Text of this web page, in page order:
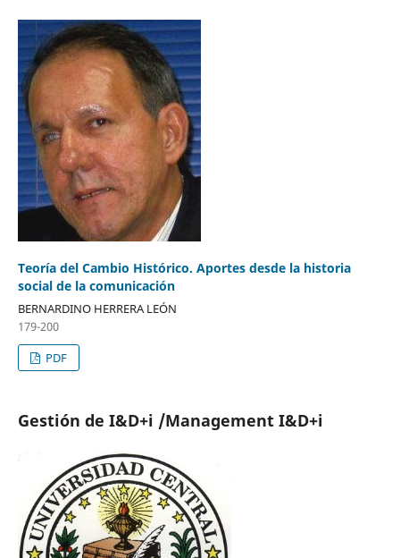
Teoría del Cambio Histórico. Aportes desde la historia
social de la comunicación
BERNARDINO HERRERA LEÓN
179-200
PDF
Gestión de I&D+i /Management I&D+i